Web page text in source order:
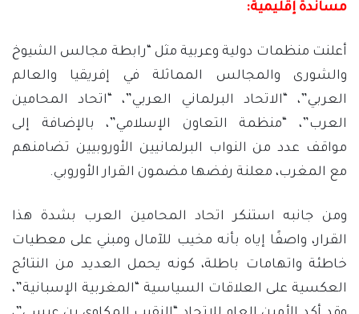
مساندة إقليمية:
أعلنت منظمات دولية وعربية مثل “رابطة مجالس الشيوخ
والشورى والمجالس المماثلة في إفريقيا والعالم
العربي”، “الاتحاد البرلماني العربي”، “اتحاد المحامين
العرب”، “منظمة التعاون الإسلامي”، بالإضافة إلى
مواقف عدد من النواب البرلمانيين الأوروبيين تضامنهم
مع المغرب، معلنة رفضها مضمون القرار الأوروبي.
ومن جانبه استنكر اتحاد المحامين العرب بشدة هذا
القرار، واصفًا إياه بأنه مخيب للآمال ومبني على معطيات
خاطئة واتهامات باطلة، كونه يحمل العديد من النتائج
العكسية على العلاقات السياسية “المغربية الإسبانية”،